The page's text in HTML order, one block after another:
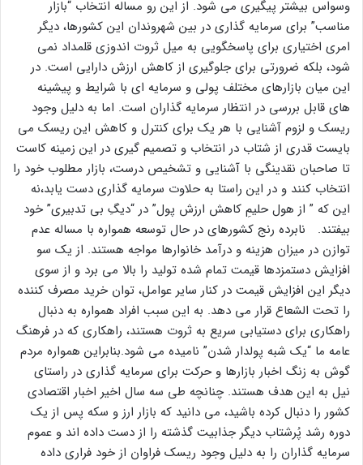
وسواس بیشتر پیگیری می شود. از این رو مساله انتخاب “بازار
مناسب” برای سرمایه گذاری در بین شهروندان این کشورها، دیگر
امری اختیاری برای پاسخگویی به میل ثروت اندوزی قلمداد نمی
شود، بلکه ضرورتی برای جلوگیری از کاهش ارزش دارایی است. در
این میان بازارهای مختلف پولی و سرمایه ای با شرایط و پیشینه
های قابل بررسی در انتظار سرمایه گذاران است. اما به دلیل وجود
ریسک و لزوم آشنایی با هر یک برای کنترل و کاهش این ریسک می
بایست قدری از شتاب در انتخاب و تصمیم گیری در این زمینه کاست
تا صاحبان نقدینگی با آشنایی و تشخیص درست، بازار مطلوب خود را
انتخاب کنند و در این راستا به حلاوت سرمایه گذاری دست یابد،نه
این که ” از هول حلیمِ کاهش ارزش پول” در “دیگِ بی تدبیری” خود
بیفتند. نابرده رنج کشورهای در حال توسعه همواره با مساله عدم
توازن در میزان هزینه و درآمد خانوارها مواجه هستند. از یک سو
افزایش دستمزدها قیمت تمام شده تولید را بالا می برد و از سوی
دیگر این افزایش قیمت در کنار سایر عوامل، توان خرید مصرف کننده
را تحت الشعاع قرار می دهد. به این سبب افراد همواره به دنبال
راهکاری برای دستیابی سریع به ثروت هستند، راهکاری که در فرهنگ
عامه ما “یک شبه پولدار شدن” نامیده می شود.بنابراین همواره مردم
گوش به زنگ اخبار بازارها و حرکت برای سرمایه گذاری در راستای
نیل به این هدف هستند. چنانچه طی سه سال اخیر اخبار اقتصادی
کشور را دنبال کرده باشید، می دانید که بازار ارز و سکه پس از یک
دوره رشد پُرشتاب دیگر جذابیت گذشته را از دست داده اند و عموم
سرمایه گذاران را به دلیل وجود ریسک فراوان از خود فراری داده